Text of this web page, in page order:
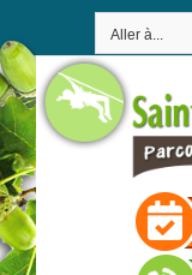
contenu
Aller à...